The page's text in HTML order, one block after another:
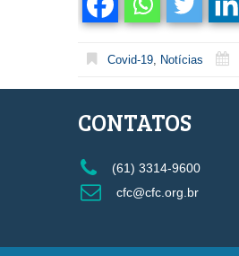
Covid-19, Notícias
CONTATOS
(61) 3314-9600
cfc@cfc.org.br